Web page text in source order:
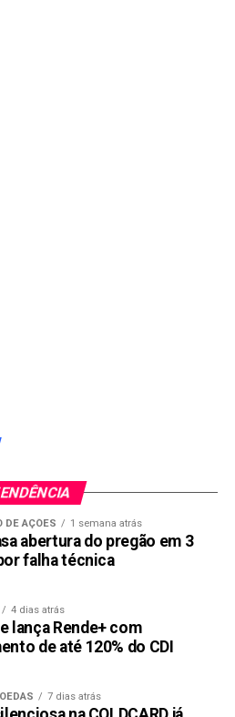
DE AÇÕES 1 semana atrás
abertura do pregão em 3
falha técnica
4 dias atrás
lança Rende+ com
de até 120% do CDI
7 dias atrás